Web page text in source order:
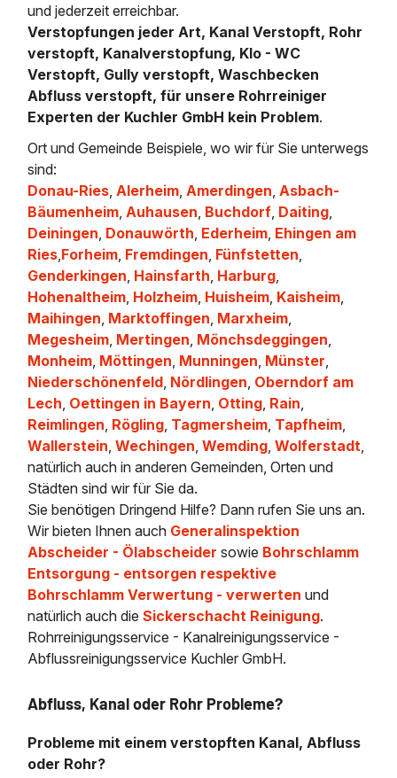
und jederzeit erreichbar.
Verstopfungen jeder Art, Kanal Verstopft, Rohr
verstopft, Kanalverstopfung, Klo - WC
Verstopft, Gully verstopft, Waschbecken
Abfluss verstopft, für unsere Rohrreiniger
Experten der Kuchler GmbH kein Problem.
Ort und Gemeinde Beispiele, wo wir für Sie unterwegs
sind:
Donau-Ries,Alerheim,Amerdingen,Asbach-
Bäumenheim,Auhausen, Buchdorf, Daiting,
Deiningen, Donauwörth, Ederheim, Ehingen am
Ries,Forheim, Fremdingen, Fünfstetten,
Genderkingen, Hainsfarth, Harburg,
Hohenaltheim, Holzheim, Huisheim, Kaisheim,
Maihingen, Marktoffingen, Marxheim,
Megesheim, Mertingen, Mönchsdeggingen,
Monheim, Möttingen, Munningen, Münster,
Niederschönenfeld, Nördlingen, Oberndorf am
Lech, Oettingen in Bayern, Otting, Rain,
Reimlingen, Rögling, Tagmersheim, Tapfheim,
Wallerstein,Wechingen,Wemding,Wolferstadt,
natürlich auch in anderen Gemeinden, Orten und
Städten sind wir für Sie da.
Sie benötigen Dringend Hilfe? Dann rufen Sie uns an.
Wir bieten Ihnen auch Generalinspektion
Abscheider - Ölabscheider sowie Bohrschlamm
Entsorgung - entsorgen respektive
Bohrschlamm Verwertung - verwerten und
natürlich auch dieSickerschacht Reinigung.
Rohrreinigungsservice - Kanalreinigungsservice -
Abflussreinigungsservice Kuchler GmbH.
Abfluss, Kanal oder Rohr Probleme?
Probleme mit einem verstopften Kanal, Abfluss
oder Rohr?